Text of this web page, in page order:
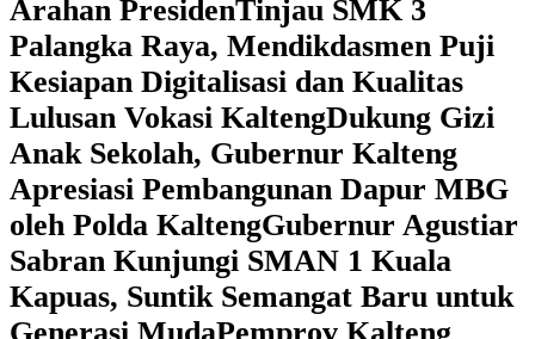
Arahan Presiden‎Tinjau SMK 3
Palangka Raya, Mendikdasmen Puji
Kesiapan Digitalisasi dan Kualitas
Lulusan Vokasi Kalteng‎Dukung Gizi
Anak Sekolah, Gubernur Kalteng
Apresiasi Pembangunan Dapur MBG
oleh Polda Kalteng‎Gubernur Agustiar
Sabran Kunjungi SMAN 1 Kuala
Kapuas, Suntik Semangat Baru untuk